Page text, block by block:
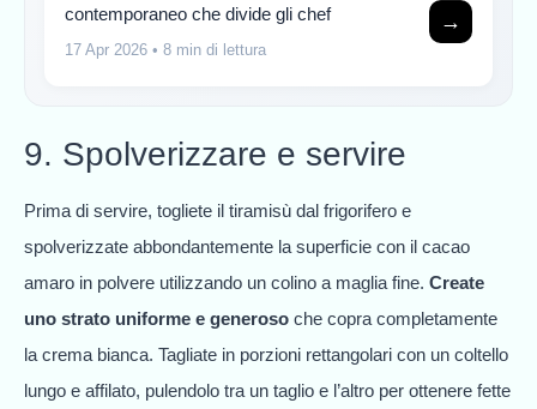
contemporaneo che divide gli chef
17 Apr 2026 • 8 min di lettura
→
9. Spolverizzare e servire
Prima di servire, togliete il tiramisù dal frigorifero e
spolverizzate abbondantemente la superficie con il cacao
amaro in polvere utilizzando un colino a maglia fine. Create
uno strato uniforme e generoso che copra completamente
la crema bianca. Tagliate in porzioni rettangolari con un coltello
lungo e affilato, pulendolo tra un taglio e l’altro per ottenere fette